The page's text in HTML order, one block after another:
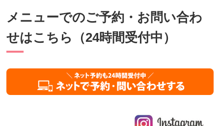
メニューでのご予約・お問い合わ
せはこちら（24時間受付中）